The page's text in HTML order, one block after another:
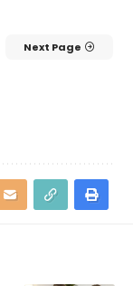
Next Page